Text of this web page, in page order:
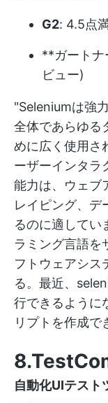
G2: 4.5点
**ガート
ビュー)
"Seleniumは強
全体であらゆる
めに広く使用さ
ーザーインタラ
能力は、ウェブ
レイピング、デ
るのに適してい
ラミング言語を
フトウェアシス
る。最近、
行できるように
リプトを作成で
自動化UIテスト